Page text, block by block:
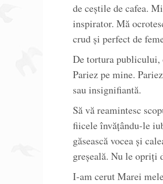
de ceștile de cafea.
inspirator. Mă
crud și perfect de
De tortura publicului,
Pariez pe mine.
sau insignifiantă.
Să vă reamintesc
fiicele învățându-le
găsească vocea și
greșeală. Nu le opriți
I-am cerut Marei